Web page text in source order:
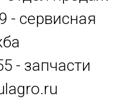
- сервисная
- запчасти